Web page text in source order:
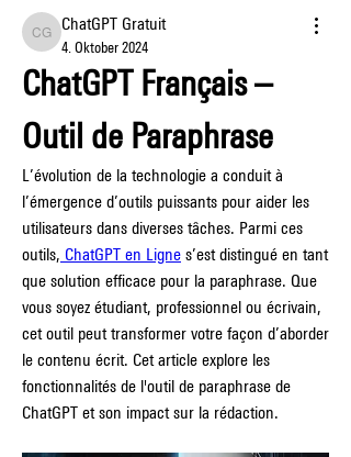
ChatGPT Gratuit
ChatGPT Gratuit
4. Oktober 2024
ChatGPT Français –
Outil de Paraphrase
L’évolution de la technologie a conduit à
l’émergence d’outils puissants pour aider les
utilisateurs dans diverses tâches. Parmi ces
outils, ChatGPT en Ligne s’est distingué en tant
que solution efficace pour la paraphrase. Que
vous soyez étudiant, professionnel ou écrivain,
cet outil peut transformer votre façon d’aborder
le contenu écrit. Cet article explore les
fonctionnalités de l'outil de paraphrase de
ChatGPT et son impact sur la rédaction.